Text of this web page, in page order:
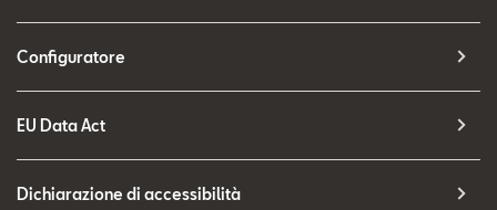
Configuratore
EU Data Act
Dichiarazione di accessibilità